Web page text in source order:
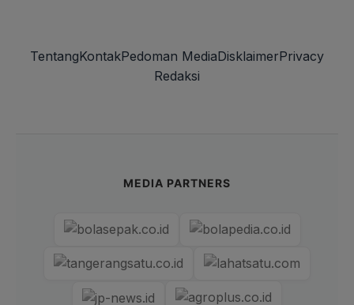
TentangKontakPedoman MediaDisklaimerPrivacy
Redaksi
MEDIA PARTNERS